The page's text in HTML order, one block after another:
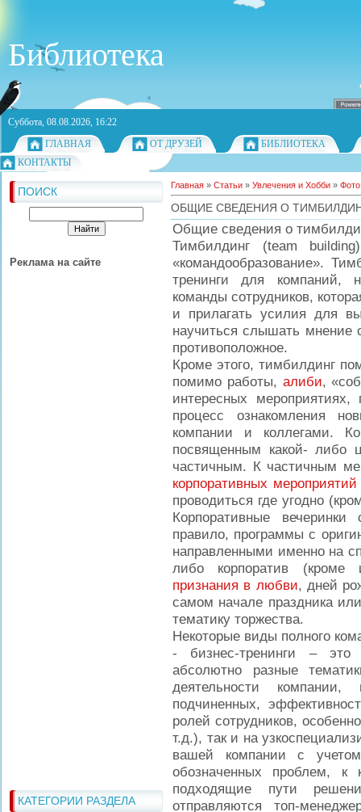
Библиотека
Суббота, 08.08.2026, 16:22
ГЛАВНАЯ
ОТ ДРУЗЕЙ
БИБЛИОТЕКА
КОНТАКТЫ
ПОИСК
Реклама на сайте
КАТЕГОРИИ РАЗДЕЛА
Главная » Статьи » Увлечения и Хобби »
ОБЩИЕ СВЕДЕНИЯ О
Общие сведения о
Тимбилдинг (team
«командообразование».
тренинги для компаний,
команды сотрудников,
и прилагать усилия для
научиться слышать мнение
противоположное.
Кроме этого, тимбилдинг
помимо работы, алиби,
интересных
процесс ознакомления
компании и коллегами.
посвященным какой- либо
частичным. К частичным
корпоративных мероприятий
проводиться где угодно
Корпоративные
правило, программы с
направленными именно на
либо корпоратив (кроме
признания в любви, дней
самом начале праздника
тематику торжества.
Некоторые виды полного
- бизнес-тренинги –
абсолютно разные
деятельности
подчиненных,
ролей сотрудников,
т.д.), так и на
вашей компании с
обозначенных проблем, к
подходящие пути
отправляются топ-